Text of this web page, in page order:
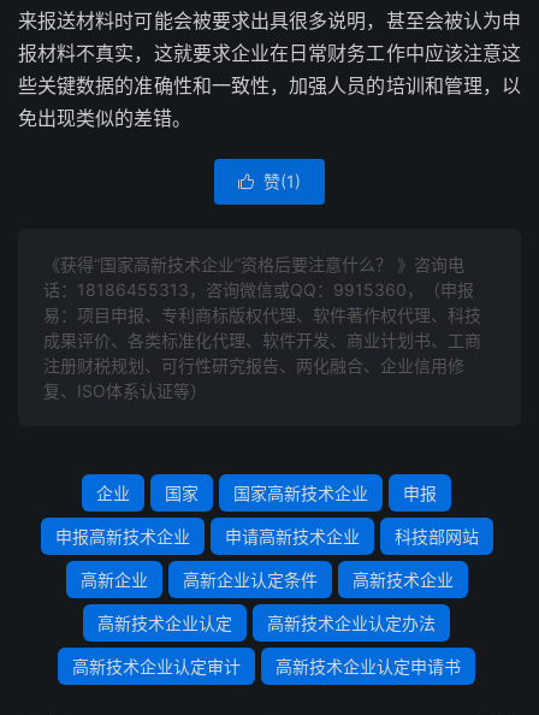
来报送材料时可能会被要求出具很多说明，甚至会被认为申
报材料不真实，这就要求企业在日常财务工作中应该注意这
些关键数据的准确性和一致性，加强人员的培训和管理，以
免出现类似的差错。
 赞(1)
《获得“国家高新技术企业”资格后要注意什么？ 》咨询电
话： 18186455313 ，咨询微信或QQ：9915360，（申报
易：项目申报、专利商标版权代理、软件著作权代理、科技
成果评价、各类标准化代理、软件开发、商业计划书、工商
注册财税规划、可行性研究报告、两化融合、企业信用修
复、ISO体系认证等）
企业 国家 国家高新技术企业 申报
申报高新技术企业 申请高新技术企业 科技部网站
高新企业 高新企业认定条件 高新技术企业
高新技术企业认定 高新技术企业认定办法
高新技术企业认定审计 高新技术企业认定申请书